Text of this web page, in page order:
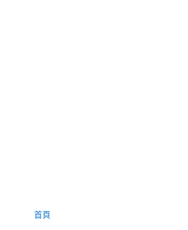
首頁